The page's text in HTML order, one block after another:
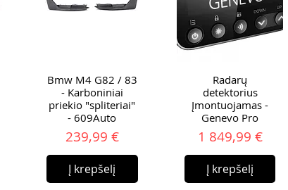
Bmw M4 G82 / 83
- Karboniniai
priekio "spliteriai"
- 609Auto
Kaina
239,99 €
Į krepšelį
Radarų
detektorius
Įmontuojamas -
Genevo Pro
Kaina
1 849,99 €
Į krepšelį